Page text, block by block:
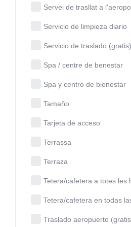
Servei de trasllat a
Servicio de limpieza diario
Servicio de traslado (gratis)
Spa / centre de benestar
Spa y centro de bienestar
Tamaño
Tarjeta de acceso
Terrassa
Terraza
Tetera/cafetera a totes les
Tetera/cafetera en todas
Traslado aeropuerto